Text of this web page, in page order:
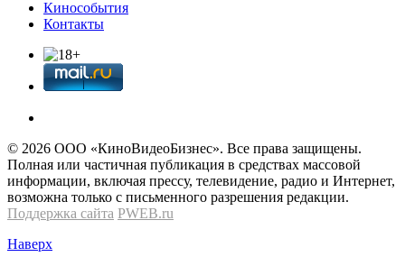
Кинособытия
Контакты
© 2026 OOО «КиноВидеоБизнес». Все права защищены.
Полная или частичная публикация в средствах массовой
информации, включая прессу, телевидение, радио и Интернет,
возможна только с письменного разрешения редакции.
Поддержка сайта PWEB.ru
Наверх